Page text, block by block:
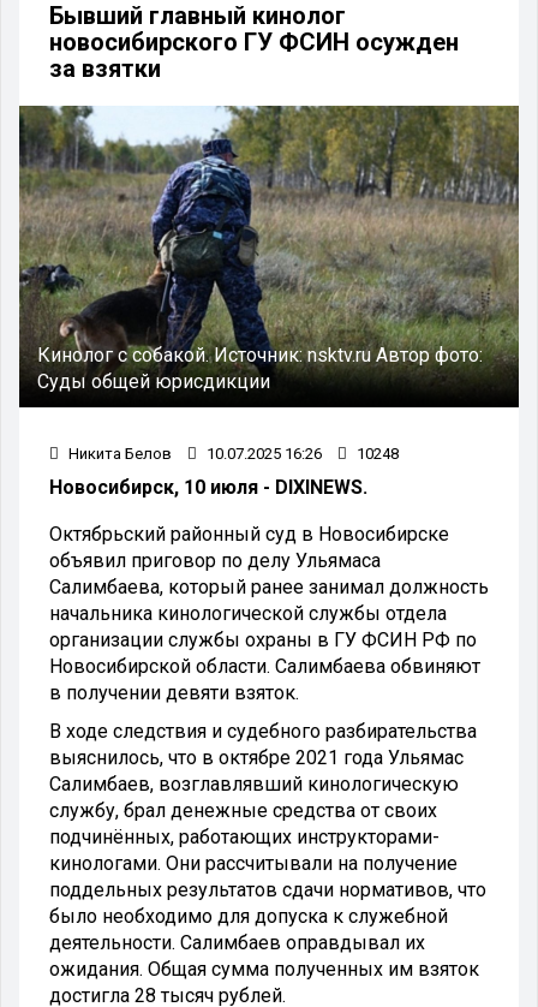
Бывший главный кинолог
новосибирского ГУ ФСИН осужден
за взятки
Кинолог с собакой.Источник:nsktv.ruАвтор фото:
Суды общей юрисдикции
Никита Белов 10.07.2025 16:26 10248
Новосибирск, 10 июля - DIXINEWS.
Октябрьский районный суд в Новосибирске
объявил приговор по делу Ульямаса
Салимбаева, который ранее занимал должность
начальника кинологической службы отдела
организации службы охраны в ГУ ФСИН РФ по
Новосибирской области. Салимбаева обвиняют
в получении девяти взяток.
В ходе следствия и судебного разбирательства
выяснилось, что в октябре 2021 года Ульямас
Салимбаев, возглавлявший кинологическую
службу, брал денежные средства от своих
подчинённых, работающих инструкторами-
кинологами. Они рассчитывали на получение
поддельных результатов сдачи нормативов, что
было необходимо для допуска к служебной
деятельности. Салимбаев оправдывал их
ожидания. Общая сумма полученных им взяток
достигла 28 тысяч рублей.